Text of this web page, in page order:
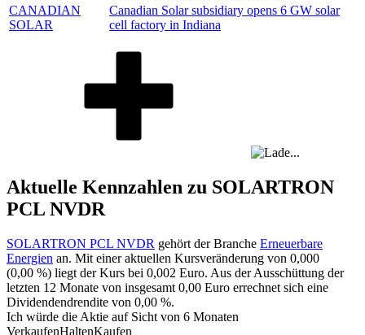
CANADIAN
SOLAR
Canadian Solar subsidiary opens 6 GW solar
cell factory in Indiana
Aktuelle Kennzahlen zu SOLARTRON
PCL NVDR
SOLARTRON PCL NVDR gehört der Branche Erneuerbare
Energien an. Mit einer aktuellen Kursveränderung von 0,000
(0,00 %) liegt der Kurs bei 0,002 Euro. Aus der Ausschüttung der
letzten 12 Monate von insgesamt 0,00 Euro errechnet sich eine
Dividendendrendite von 0,00 %.
Ich würde die Aktie auf Sicht von 6 Monaten
VerkaufenHaltenKaufen